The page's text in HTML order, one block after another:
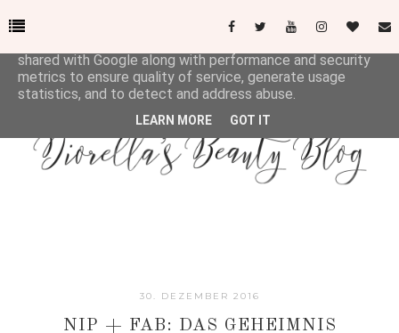
30. DEZEMBER 2016
NIP + FAB: DAS GEHEIMNIS
This site uses cookies from Google to deliver its services
shared with Google along with performance and security
metrics to ensure quality of service, generate usage
statistics, and to detect and address abuse.
LEARN MORE GOT IT